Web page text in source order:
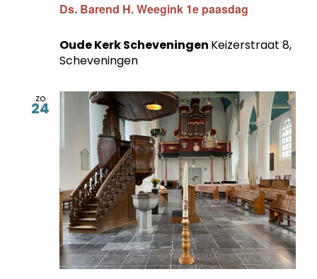
Ds. Barend H. Weegink 1e paasdag
Oude Kerk Scheveningen Keizerstraat 8,
Scheveningen
zo
24